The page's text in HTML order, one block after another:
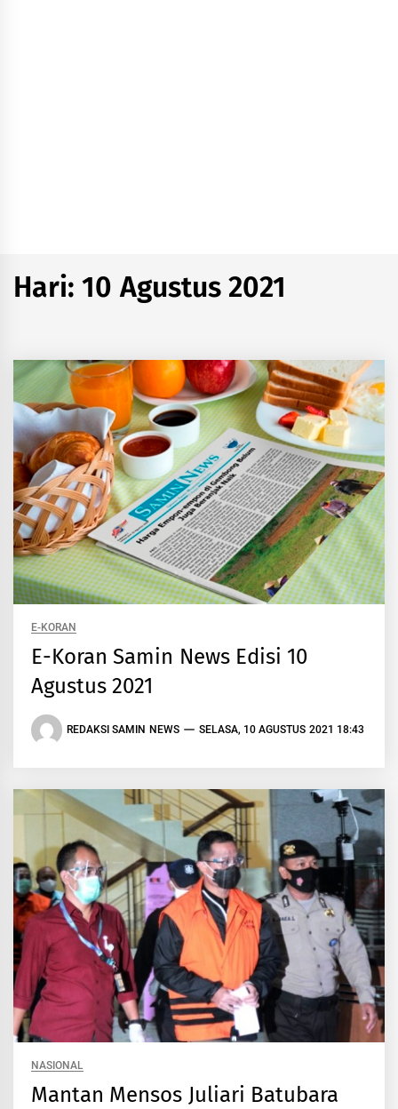
Hari:10 Agustus 2021
E-KORAN
E-Koran Samin News Edisi 10
Agustus 2021
REDAKSI SAMIN NEWS SELASA, 10 AGUSTUS 2021 18:43
NASIONAL
Mantan Mensos Juliari Batubara